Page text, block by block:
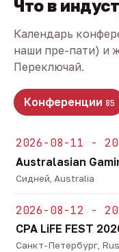
Что в
Календарь
наши пре-пати) и
Переключай.
Конференции 85
2026-08-11 -
Australasian
Сидней, Australia
2026-08-12 -
CPA LiFE FEST
Санкт-Петербург,